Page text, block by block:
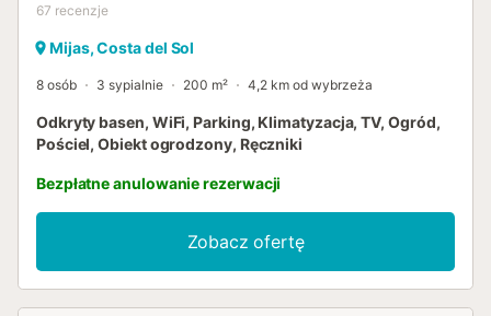
67 recenzje
Mijas, Costa del Sol
8 osób 3 sypialnie 200 m² 4,2 km od wybrzeża
Odkryty basen, WiFi, Parking, Klimatyzacja, TV, Ogród,
Pościel, Obiekt ogrodzony, Ręczniki
Bezpłatne anulowanie rezerwacji
Zobacz ofertę